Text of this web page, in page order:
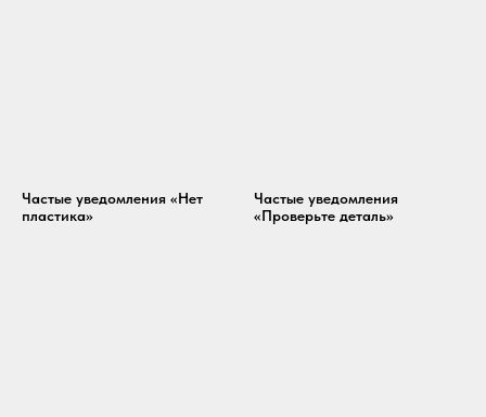
Частые уведомления «Нет
пластика»
Частые уведомления
«Проверьте деталь»